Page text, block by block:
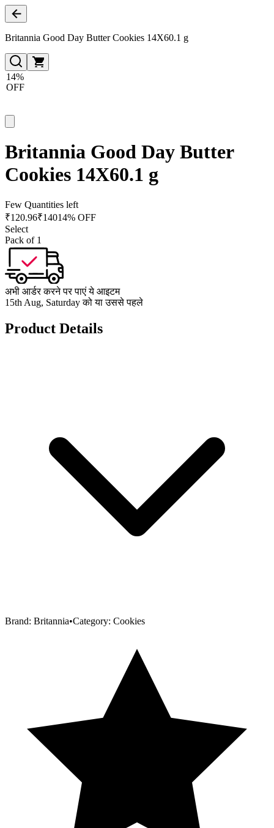
Britannia Good Day Butter Cookies 14X60.1 g
14%
OFF
Britannia Good Day Butter
Cookies 14X60.1 g
Few Quantities left
₹120.96₹14014% OFF
Select
Pack of 1
अभी आर्डर करने पर पाएं ये आइटम
15th Aug, Saturday को या उससे पहले
Product Details
Brand: Britannia•Category: Cookies